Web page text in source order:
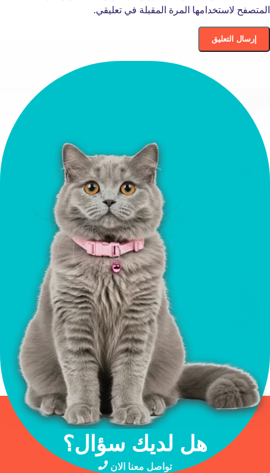
المتصفح لاستخدامها المرة المقبلة في تعليقي.
هل لديك سؤال؟
تواصل معنا الان